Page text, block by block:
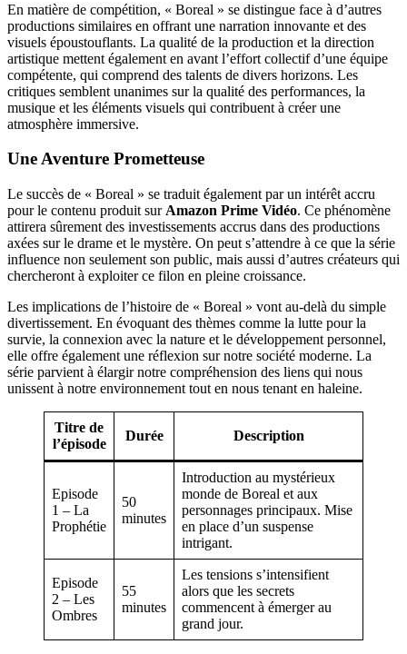
En matière de compétition, « Boreal » se distingue face à d’autres
productions similaires en offrant une narration innovante et des
visuels époustouflants. La qualité de la production et la direction
artistique mettent également en avant l’effort collectif d’une équipe
compétente, qui comprend des talents de divers horizons. Les
critiques semblent unanimes sur la qualité des performances, la
musique et les éléments visuels qui contribuent à créer une
atmosphère immersive.
Une Aventure Prometteuse
Le succès de « Boreal » se traduit également par un intérêt accru
pour le contenu produit sur Amazon Prime Vidéo. Ce phénomène
attirera sûrement des investissements accrus dans des productions
axées sur le drame et le mystère. On peut s’attendre à ce que la série
influence non seulement son public, mais aussi d’autres créateurs qui
chercheront à exploiter ce filon en pleine croissance.
Les implications de l’histoire de « Boreal » vont au-delà du simple
divertissement. En évoquant des thèmes comme la lutte pour la
survie, la connexion avec la nature et le développement personnel,
elle offre également une réflexion sur notre société moderne. La
série parvient à élargir notre compréhension des liens qui nous
unissent à notre environnement tout en nous tenant en haleine.
Titre de
l’épisode
Durée Description
Episode
1 – La
Prophétie
50
minutes
Introduction au mystérieux
monde de Boreal et aux
personnages principaux. Mise
en place d’un suspense
intrigant.
Episode
2 – Les
Ombres
55
minutes
Les tensions s’intensifient
alors que les secrets
commencent à émerger au
grand jour.